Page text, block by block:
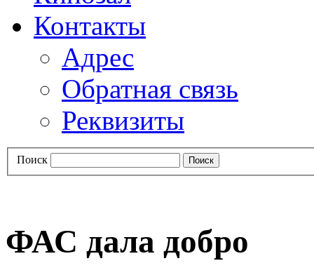
Контакты
Адрес
Обратная связь
Реквизиты
Поиск
ФАС дала добро